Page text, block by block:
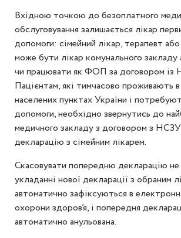
Вхідною точкою до безоплатного
обслуговування залишається лікар
допомоги: сімейний лікар, терапевт
може бути лікар комунального закладу
чи працювати як ФОП за договором із
Пацієнтам, які тимчасово проживають
населених пунктах України і
допомоги, необхідно звернутись до
медичного закладу з договором з
декларацію з сімейним лікарем.
Скасовувати попередню декларацію
укладанні нової декларації з обраним
автоматично зафіксуються в
охорони здоров’я, і попередня
автоматично анульована.